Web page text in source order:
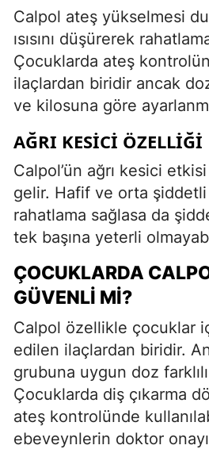
Calpol ateş yükselmesi
ısısını düşürerek
Çocuklarda ateş
ilaçlardan biridir ancak
ve kilosuna göre
AĞRI KESICI ÖZELLIĞI
Calpol’ün ağrı kesici
gelir. Hafif ve orta şiddetli
rahatlama sağlasa da
tek başına yeterli
ÇOCUKLARDA
GÜVENLI MI?
Calpol özellikle çocuklar
edilen ilaçlardan biridir.
grubuna uygun doz
Çocuklarda diş çıkarma
ateş kontrolünde
ebeveynlerin doktor